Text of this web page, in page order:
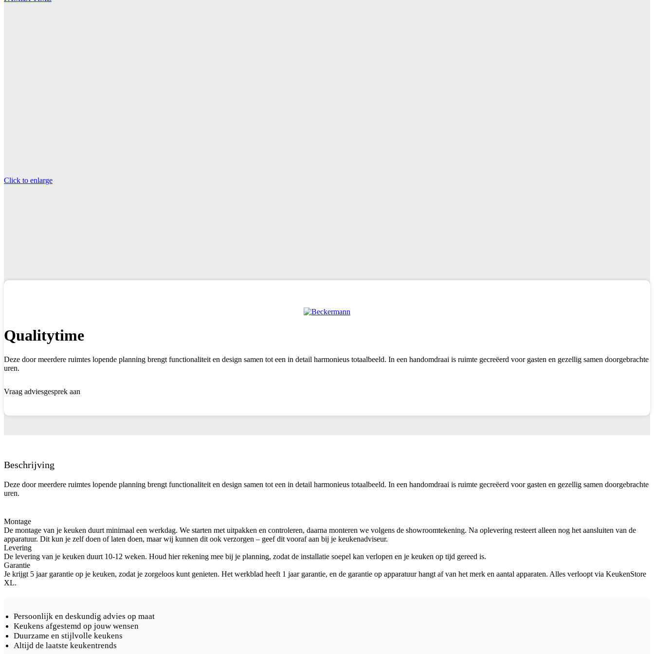
Click to enlarge
Qualitytime
Deze door meerdere ruimtes lopende planning brengt functionaliteit en design samen tot een in detail harmonieus totaalbeeld. In een handomdraai is ruimte gecreëerd voor gasten en gezellig samen doorgebrachte
uren.
Vraag adviesgesprek aan
Beschrijving
Deze door meerdere ruimtes lopende planning brengt functionaliteit en design samen tot een in detail harmonieus totaalbeeld. In een handomdraai is ruimte gecreëerd voor gasten en gezellig samen doorgebrachte
uren.
Montage
De montage van je keuken duurt minimaal een werkdag. We starten met uitpakken en controleren, daarna monteren we volgens de showroomtekening. Na oplevering resteert alleen nog het aansluiten van de
apparatuur. Dit kun je zelf doen of laten doen, maar wij kunnen dit ook verzorgen – geef dit vooraf aan bij je keukenadviseur.
Levering
De levering van je keuken duurt 10-12 weken. Houd hier rekening mee bij je planning, zodat de installatie soepel kan verlopen en je keuken op tijd gereed is.
Garantie
Je krijgt 5 jaar garantie op je keuken, zodat je zorgeloos kunt genieten. Het werkblad heeft 1 jaar garantie, en de garantie op apparatuur hangt af van het merk en aantal apparaten. Alles verloopt via KeukenStore
XL.
Persoonlijk en deskundig advies op maat
Keukens afgestemd op jouw wensen
Duurzame en stijlvolle keukens
Altijd de laatste keukentrends